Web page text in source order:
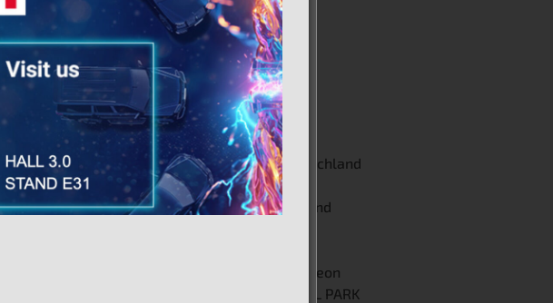
+1-678-691-2023
MOTORAD ISRAEL
– Misgav
Bar-Lev Industriepark,
Misgav 20156, Israel
972-4-955-3232
MOTORAD GERMANY– Deutschland
Max-Planck-Str. 6
D-50374 Erftstadt-Deutschland
– Nuevo Leon
COLONIA SABINAS INDUSTRIAL PARK